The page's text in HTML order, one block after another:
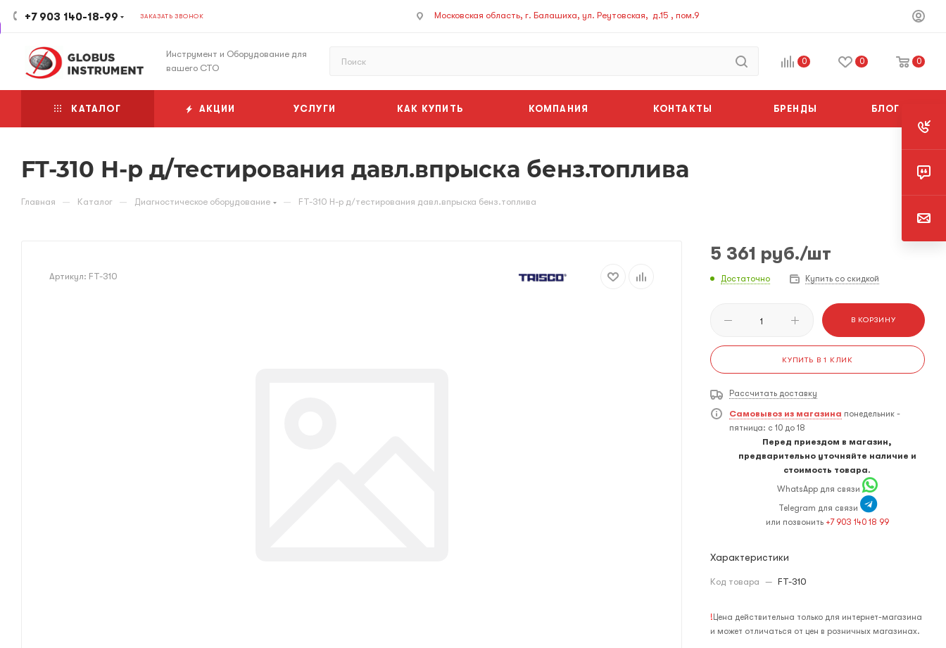
+7 903 140-18-99 ЗАКАЗАТЬ ЗВОНОК Московская область, г. Балашиха, ул. Реутовская, д.15 , пом.9
Инструмент и Оборудование для
вашего СТО
0 0 0
КАТАЛОГ АКЦИИ УСЛУГИ КАК КУПИТЬ КОМПАНИЯ КОНТАКТЫ БРЕНДЫ БЛОГ
FT-310 Н-р д/тестирования давл.впрыска бенз.топлива
Главная — Каталог — Диагностическое оборудование — FT-310 Н-р д/тестирования давл.впрыска бенз.топлива
Артикул: FT-310
5 361 руб./шт
Достаточно Купить со скидкой
В КОРЗИНУ
КУПИТЬ В 1 КЛИК
Рассчитать доставку
Самовывоз из магазина понедельник -
пятница: с 10 до 18
Перед приездом в магазин,
предварительно уточняйте наличие и
стоимость товара.
WhatsApp для связи
Telegram для связи
или позвонить +7 903 140 18 99
Характеристики
Код товара — FT-310
! Цена действительна только для интернет-магазина
и может отличаться от цен в розничных магазинах.